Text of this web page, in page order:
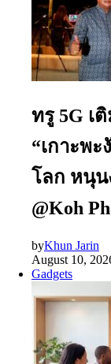
ทรู 5G เ
“เกาะพ
โลก หนุน
@Koh
byKhun Jarin
August 10,
Gadgets